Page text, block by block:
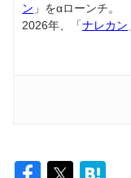
ン 」をαローンチ。
2026年、「ナレカン